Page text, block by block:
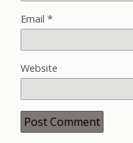
Email *
Website